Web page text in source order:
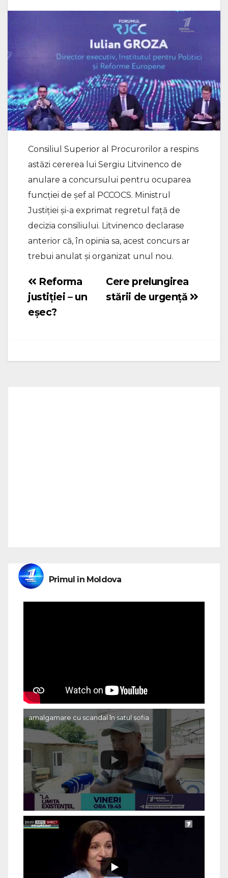
Consiliul Superior al Procurorilor a respins
astăzi cererea lui Sergiu Litvinenco de
anulare a concursului pentru ocuparea
funcției de șef al PCCOCS. Ministrul
Justiției și-a exprimat regretul față de
decizia consiliului. Litvinenco declarase
anterior că, în opinia sa, acest concurs ar
trebui anulat și organizat unul nou.
Navigare
în
Cere prelungirea
stării de urgență
Reforma
justiției – un
eșec?
Primul în Moldova
amalgamare cu scandal în satul sofia